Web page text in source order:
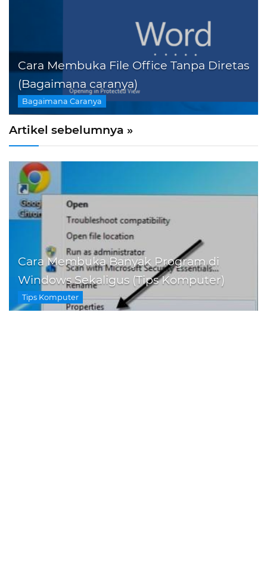
Cara Membuka File Office Tanpa Diretas
(Bagaimana caranya)
Bagaimana Caranya
Artikel sebelumnya »
Cara Membuka Banyak Program di
Windows Sekaligus (Tips Komputer)
Tips Komputer